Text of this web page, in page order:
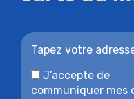
J’accepte de
communiquer mes